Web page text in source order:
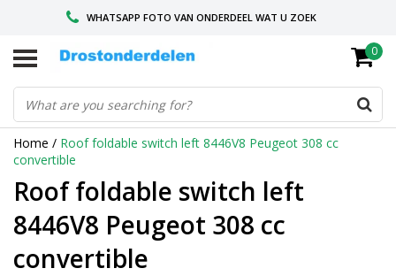
WHATSAPP FOTO VAN ONDERDEEL WAT U ZOEK
VOOR 16.00 BESTELD, VANDAAG VERZONDEN
GESPECIALISEERD PEUGEOT
0
Home / Roof foldable switch left 8446V8 Peugeot 308 cc
convertible
Roof foldable switch left
8446V8 Peugeot 308 cc
convertible